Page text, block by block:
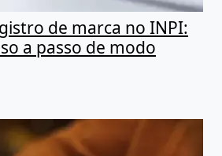
de marca no INPI:
a passo de modo